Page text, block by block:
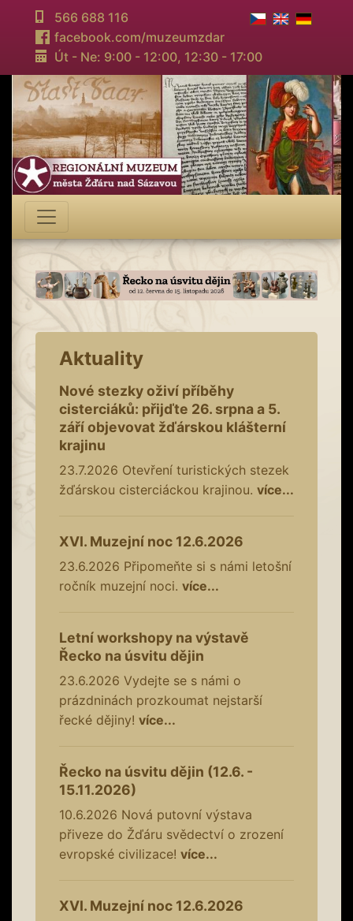
566 688 116
facebook.com/muzeumzdar
Út - Ne: 9:00 - 12:00, 12:30 - 17:00
Aktuality
Nové stezky oživí příběhy
cisterciáků: přijďte 26. srpna a 5.
září objevovat žďárskou klášterní
krajinu
23.7.2026 Otevření turistických stezek
žďárskou cisterciáckou krajinou. více...
XVI. Muzejní noc 12.6.2026
23.6.2026 Připomeňte si s námi letošní
ročník muzejní noci. více...
Letní workshopy na výstavě
Řecko na úsvitu dějin
23.6.2026 Vydejte se s námi o
prázdninách prozkoumat nejstarší
řecké dějiny! více...
Řecko na úsvitu dějin (12.6. -
15.11.2026)
10.6.2026 Nová putovní výstava
přiveze do Žďáru svědectví o zrození
evropské civilizace! více...
XVI. Muzejní noc 12.6.2026